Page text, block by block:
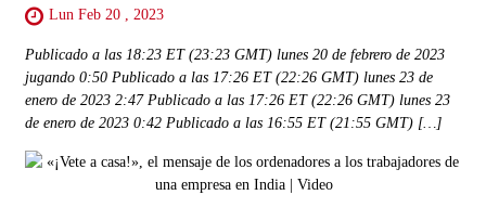
Lun Feb 20 , 2023
Publicado a las 18:23 ET (23:23 GMT) lunes 20 de febrero de 2023
jugando 0:50 Publicado a las 17:26 ET (22:26 GMT) lunes 23 de
enero de 2023 2:47 Publicado a las 17:26 ET (22:26 GMT) lunes 23
de enero de 2023 0:42 Publicado a las 16:55 ET (21:55 GMT) […]